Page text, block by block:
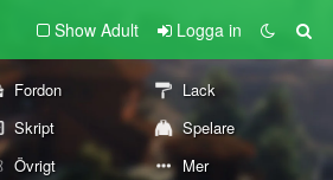
Show Adult Logga in
Fordon
Lack
Skript
Spelare
Övrigt Mer